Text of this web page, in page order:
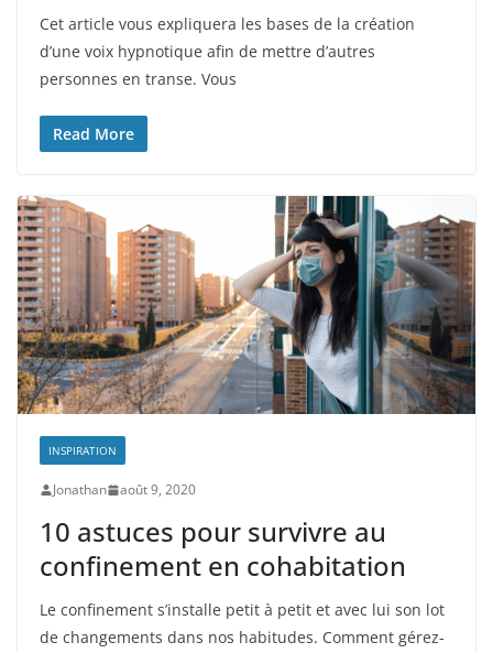
Cet article vous expliquera les bases de la création
d’une voix hypnotique afin de mettre d’autres
personnes en transe. Vous
Read More
INSPIRATION
Jonathan août 9, 2020
10 astuces pour survivre au
confinement en cohabitation
Le confinement s’installe petit à petit et avec lui son lot
de changements dans nos habitudes. Comment gérez-